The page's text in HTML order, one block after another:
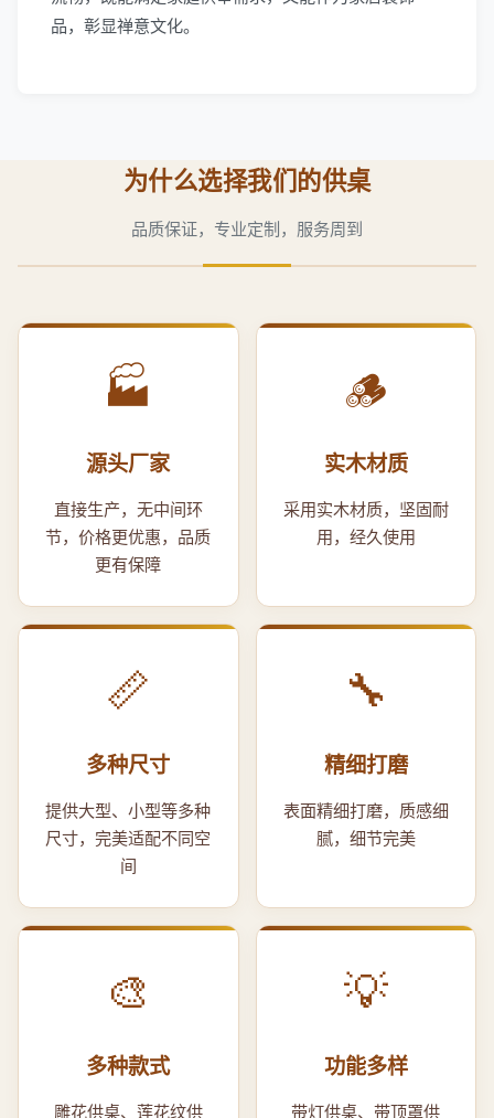
品，彰显禅意文化。
为什么选择我们的供桌
品质保证，专业定制，服务周到
🏭
源头厂家
直接生产，无中间环
节，价格更优惠，品质
更有保障
🪵
实木材质
采用实木材质，坚固耐
用，经久使用
📏
多种尺寸
提供大型、小型等多种
尺寸，完美适配不同空
间
🔧
精细打磨
表面精细打磨，质感细
腻，细节完美
🎨
多种款式
雕花供桌、莲花纹供
💡
功能多样
带灯供桌、带顶罩供